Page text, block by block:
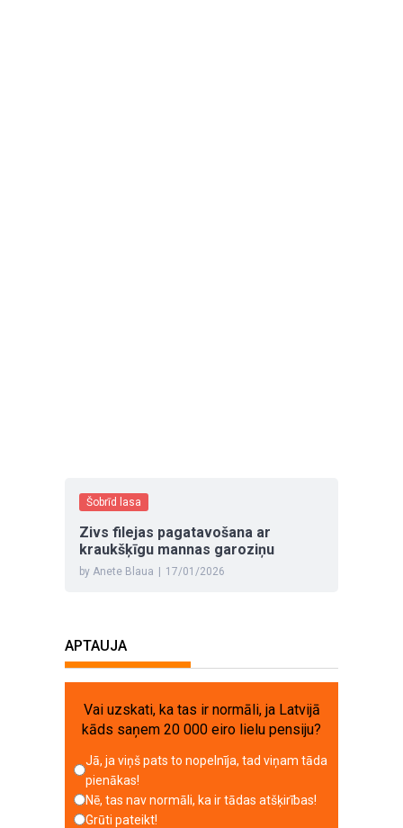
Šobrīd lasa
Zivs filejas pagatavošana ar
kraukšķīgu mannas garoziņu
by Anete Blaua 17/01/2026
APTAUJA
Vai uzskati, ka tas ir normāli, ja Latvijā
kāds saņem 20 000 eiro lielu pensiju?
Jā, ja viņš pats to nopelnīja, tad viņam tāda
pienākas!
Nē, tas nav normāli, ka ir tādas atšķirības!
Grūti pateikt!